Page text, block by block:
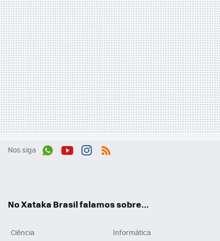
Nos siga
No Xataka Brasil falamos sobre...
Ciência
Informática